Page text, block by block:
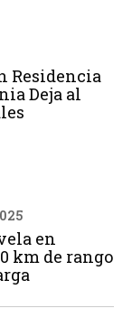
Residencia
Deja al
en
km de rango